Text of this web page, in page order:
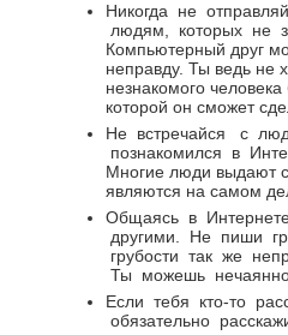
Никогда не отправляй
людям,
которых не
Компьютерный друг
неправду. Ты ведь не
незнакомого
которой он сможет
Не встречайся с
познакомился
в
Многие люди выдают
являются на самом
Общаясь в
другими.
Не пиши
грубости так же
Ты можешь нечаянно
Если тебя кто-то
обязательно